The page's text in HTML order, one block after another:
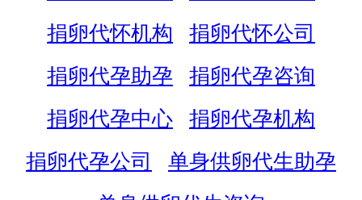
捐卵代怀机构
捐卵代怀公司
捐卵代孕助孕
捐卵代孕咨询
捐卵代孕中心
捐卵代孕机构
捐卵代孕公司
单身供卵代生助孕